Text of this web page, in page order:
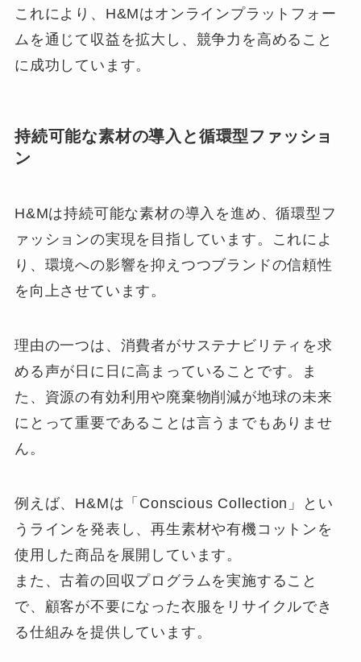
これにより、H&Mはオンラインプラットフォー
ムを通じて収益を拡大し、競争力を高めること
に成功しています。
持続可能な素材の導入と循環型ファッショ
ン
H&Mは持続可能な素材の導入を進め、循環型フ
ァッションの実現を目指しています。これによ
り、環境への影響を抑えつつブランドの信頼性
を向上させています。
理由の一つは、消費者がサステナビリティを求
める声が日に日に高まっていることです。ま
た、資源の有効利用や廃棄物削減が地球の未来
にとって重要であることは言うまでもありませ
ん。
例えば、H&Mは「Conscious Collection」とい
うラインを発表し、再生素材や有機コットンを
使用した商品を展開しています。
また、古着の回収プログラムを実施すること
で、顧客が不要になった衣服をリサイクルでき
る仕組みを提供しています。